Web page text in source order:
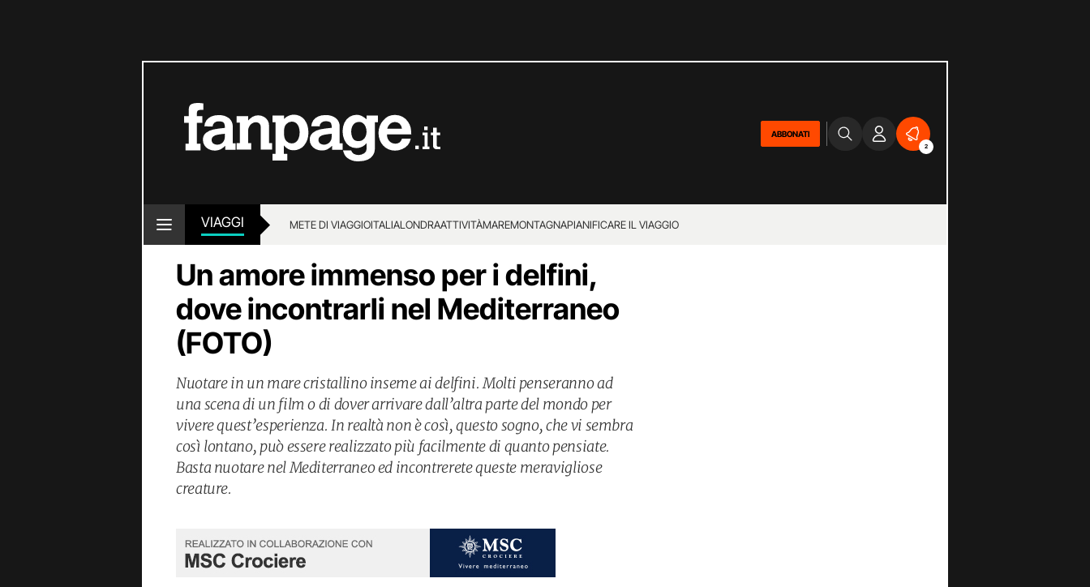
ABBONATI
2
VIAGGI METE DI VIAGGIOITALIALONDRAATTIVITÀMAREMONTAGNAPIANIFICARE IL VIAGGIO
Un amore immenso per i delfini,
dove incontrarli nel Mediterraneo
(FOTO)
Nuotare in un mare cristallino inseme ai delfini. Molti penseranno ad
una scena di un film o di dover arrivare dall’altra parte del mondo per
vivere quest’esperienza. In realtà non è così, questo sogno, che vi sembra
così lontano, può essere realizzato più facilmente di quanto pensiate.
Basta nuotare nel Mediterraneo ed incontrerete queste meravigliose
creature.